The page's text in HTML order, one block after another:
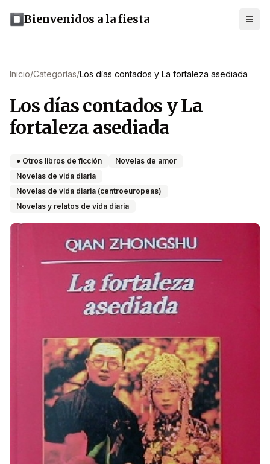
Bienvenidos a la fiesta
Inicio/Categorías/Los días contados y La fortaleza asediada
Los días contados y La
fortaleza asediada
● Otros libros de ficción
Novelas de amor
Novelas de vida diaria
Novelas de vida diaria (centroeuropeas)
Novelas y relatos de vida diaria